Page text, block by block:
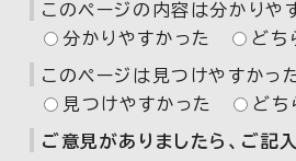
このページの内容は分かりや
分かりやすかった
どち
このページは見つけやすかっ
見つけやすかった
どち
ご意見がありましたら、ご記